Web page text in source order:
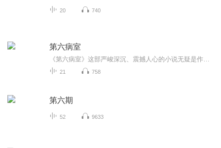
20 740
第六病室
21 758
第六期
52 9633